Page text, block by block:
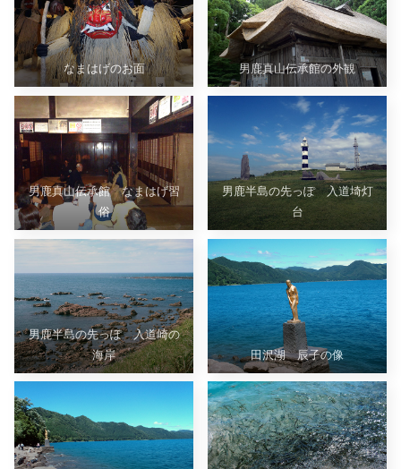
なまはげのお面 男鹿真山伝承館の外観
男鹿真山伝承館 なまはげ習
俗
男鹿半島の先っぽ 入道埼灯
台
男鹿半島の先っぽ 入道崎の
海岸
田沢湖 辰子の像